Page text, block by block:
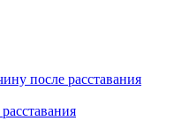
после расставания